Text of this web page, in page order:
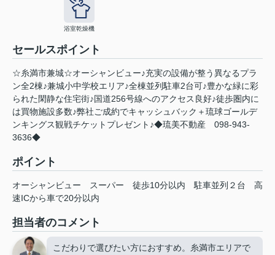
浴室乾燥機
セールスポイント
☆糸満市兼城☆オーシャンビュー♪充実の設備が整う異なるプラ
ン全2棟♪兼城小中学校エリア♪全棟並列駐車2台可♪豊かな緑に彩
られた閑静な住宅街♪国道256号線へのアクセス良好♪徒歩圏内に
は買物施設多数♪弊社ご成約でキャッシュバック＋琉球ゴールデ
ンキングス観戦チケットプレゼント♪◆琉美不動産 098-943-
3636◆
ポイント
オーシャンビュー スーパー 徒歩10分以内 駐車並列２台
高
速ICから車で20分以内
担当者のコメント
こだわりで選びたい方におすすめ。糸満市エリアで